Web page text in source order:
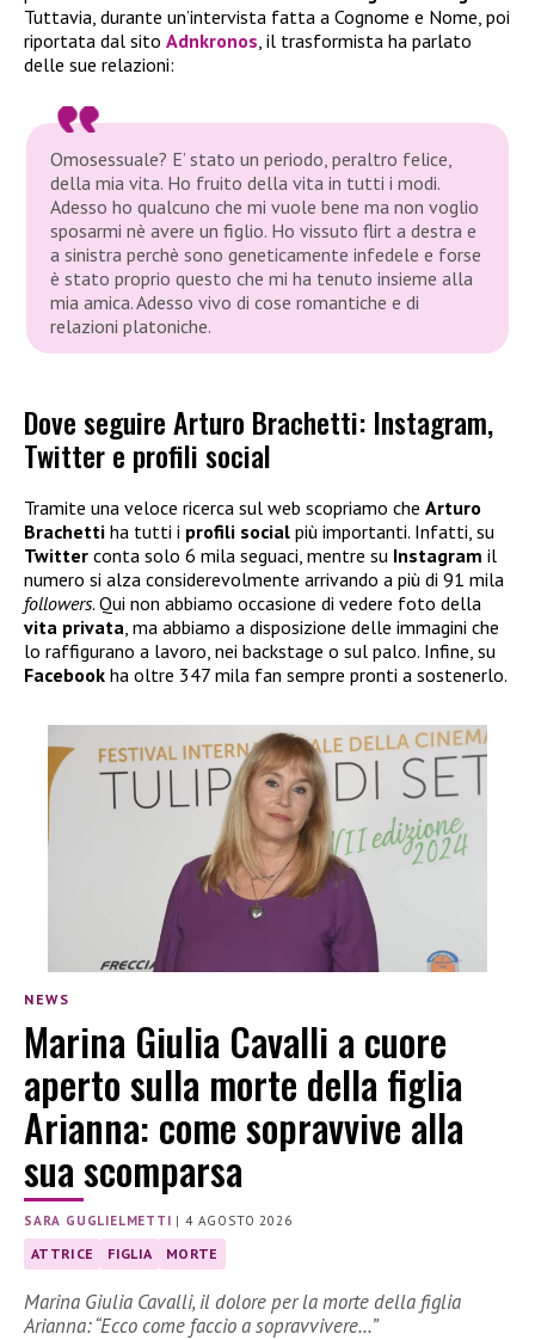
Tuttavia, durante un’intervista fatta a Cognome e Nome, poi
riportata dal sito Adnkronos, il trasformista ha parlato
delle sue relazioni:
Omosessuale? E’ stato un periodo, peraltro felice,
della mia vita. Ho fruito della vita in tutti i modi.
Adesso ho qualcuno che mi vuole bene ma non voglio
sposarmi nè avere un figlio. Ho vissuto flirt a destra e
a sinistra perchè sono geneticamente infedele e forse
è stato proprio questo che mi ha tenuto insieme alla
mia amica. Adesso vivo di cose romantiche e di
relazioni platoniche.
Dove seguire Arturo Brachetti: Instagram,
Twitter e profili social
Tramite una veloce ricerca sul web scopriamo che Arturo
Brachetti ha tutti i profili social più importanti. Infatti, su
Twitter conta solo 6 mila seguaci, mentre su Instagram il
numero si alza considerevolmente arrivando a più di 91 mila
followers. Qui non abbiamo occasione di vedere foto della
vita privata , ma abbiamo a disposizione delle immagini che
lo raffigurano a lavoro, nei backstage o sul palco. Infine, su
Facebook ha oltre 347 mila fan sempre pronti a sostenerlo.
NEWS
Marina Giulia Cavalli a cuore
aperto sulla morte della figlia
Arianna: come sopravvive alla
sua scomparsa
SARA GUGLIELMETTI |4 AGOSTO 2026
ATTRICE FIGLIA MORTE
Marina Giulia Cavalli, il dolore per la morte della figlia
Arianna: “Ecco come faccio a sopravvivere…”